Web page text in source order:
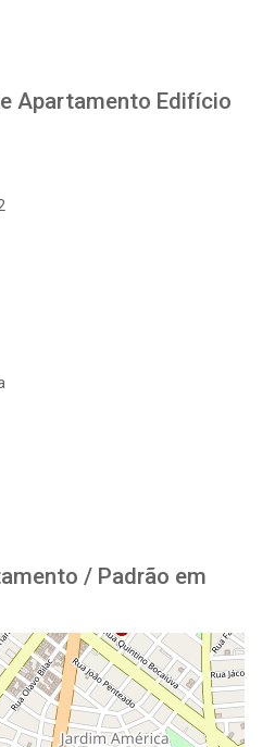
Apartamento Edifício
/ Padrão em